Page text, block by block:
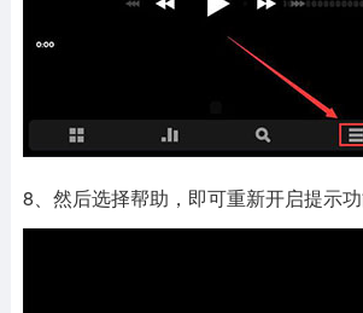
8、然后选择帮助，即可重新开启提示功